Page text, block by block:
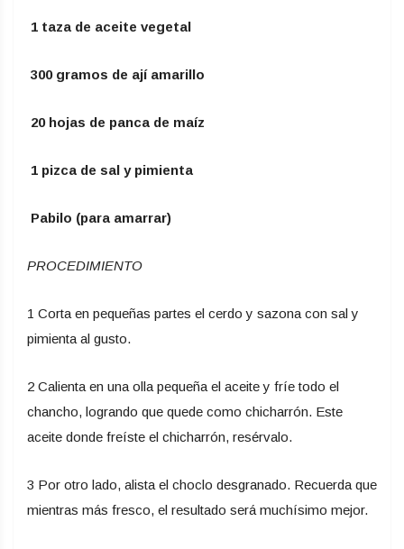
1 taza de aceite vegetal
300 gramos de ají amarillo
20 hojas de panca de maíz
1 pizca de sal y pimienta
Pabilo (para amarrar)
PROCEDIMIENTO
1 Corta en pequeñas partes el cerdo y sazona con sal y
pimienta al gusto.
2 Calienta en una olla pequeña el aceite y fríe todo el
chancho, logrando que quede como chicharrón. Este
aceite donde freíste el chicharrón, resérvalo.
3 Por otro lado, alista el choclo desgranado. Recuerda que
mientras más fresco, el resultado será muchísimo mejor.